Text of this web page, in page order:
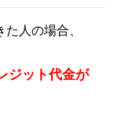
人の場合、
ジット代金が